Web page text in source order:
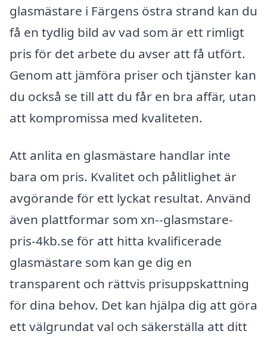
glasmästare i Färgens östra strand kan du
få en tydlig bild av vad som är ett rimligt
pris för det arbete du avser att få utfört.
Genom att jämföra priser och tjänster kan
du också se till att du får en bra affär, utan
att kompromissa med kvaliteten.
Att anlita en glasmästare handlar inte
bara om pris. Kvalitet och pålitlighet är
avgörande för ett lyckat resultat. Använd
även plattformar som xn--glasmstare-
pris-4kb.se för att hitta kvalificerade
glasmästare som kan ge dig en
transparent och rättvis prisuppskattning
för dina behov. Det kan hjälpa dig att göra
ett välgrundat val och säkerställa att ditt